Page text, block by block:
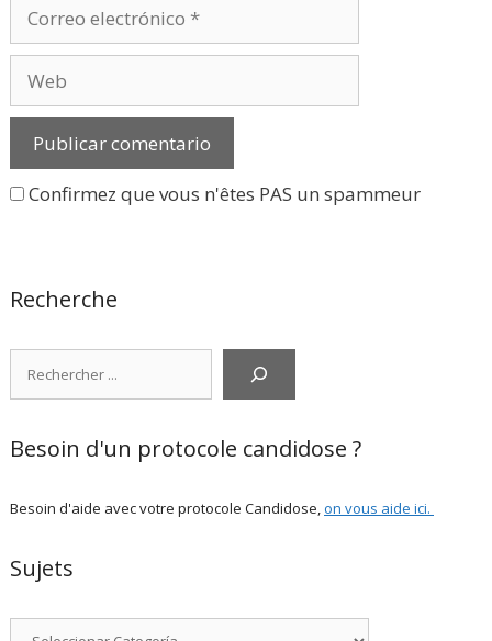
electrónico
Confirmez que vous n'êtes PAS un spammeur
Recherche
Besoin d'un protocole candidose ?
Besoin d'aide avec votre protocole Candidose,on vous aide ici.
Sujets